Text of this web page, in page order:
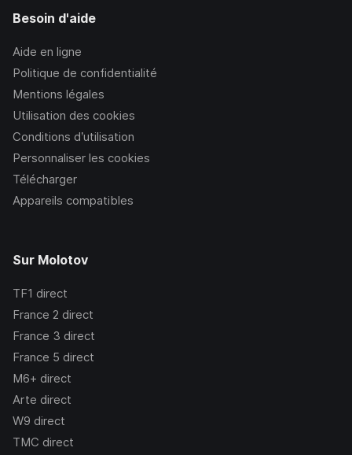
Besoin d'aide
Aide en ligne
Politique de confidentialité
Mentions légales
Utilisation des cookies
Conditions d’utilisation
Personnaliser les cookies
Télécharger
Appareils compatibles
Sur Molotov
TF1 direct
France 2 direct
France 3 direct
France 5 direct
M6+ direct
Arte direct
W9 direct
TMC direct